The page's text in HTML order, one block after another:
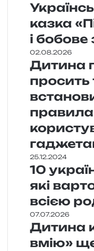
казка
і бобове
02.08.2026
Дитина
правила
25.12.2024
10
які
всією
07.07.2026
Дитина
вмію»